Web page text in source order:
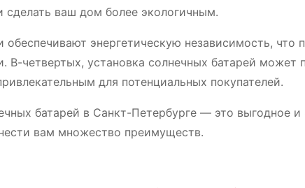
сделать ваш дом более экологичным.
обеспечивают энергетическую независимость, что
В-четвертых, установка солнечных батарей может
для потенциальных покупателей.
батарей в Санкт-Петербурге ― это выгодное и
вам множество преимуществ.